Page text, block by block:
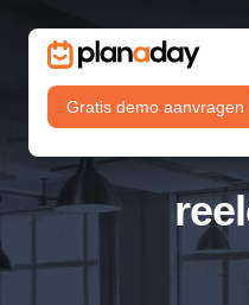
Gratis demo aanvragen